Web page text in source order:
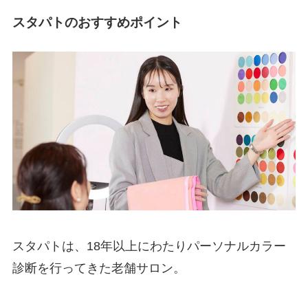
スタパトのおすすめポイント
スタパトは、18年以上にわたりパーソナルカラー
診断を行ってきた老舗サロン。